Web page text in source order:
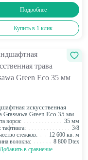
Подробнее
Купить в 1 клик
искусственная
Grassawa Green Eco 35 мм
ворса:
35 мм
тафтинга:
3/8
стежков:
12 600 кв. м
волокна:
8 800 Dtex
Добавить в сравнение